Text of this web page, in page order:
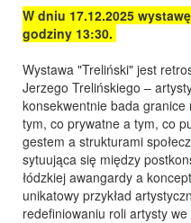
W dniu 17.12.2025
godziny 13:30.
Wystawa "Treliński" jest
Jerzego Trelińskiego –
konsekwentnie bada
tym, co prywatne a tym, co
gestem a strukturami
sytuująca się między
łódzkiej awangardy a
unikatowy przykład
redefiniowaniu roli artysty